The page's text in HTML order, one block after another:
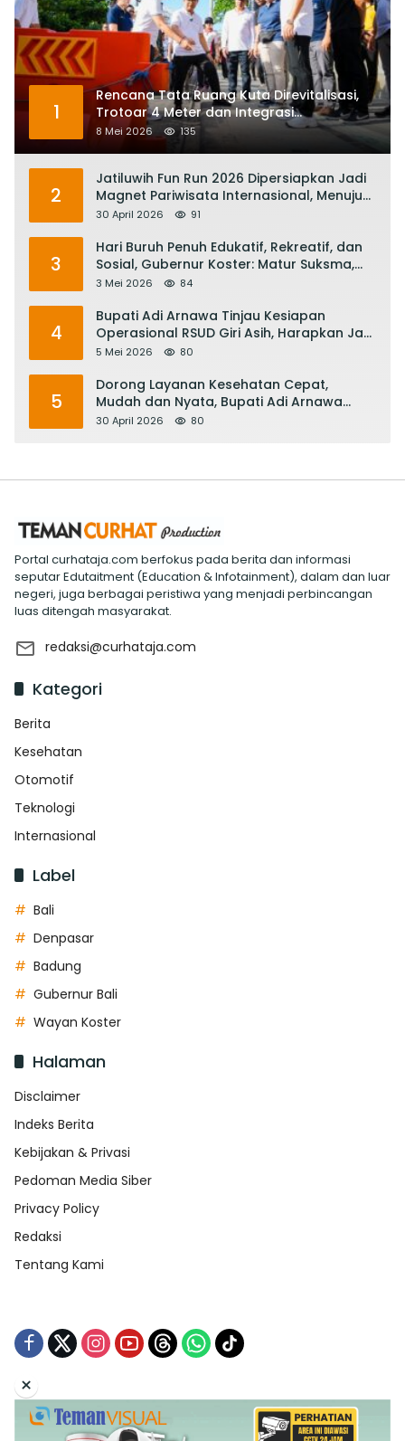
1
Rencana Tata Ruang Kuta Direvitalisasi,
Trotoar 4 Meter dan Integrasi
Transportasi Listrik
8 Mei 2026 135
2
Jatiluwih Fun Run 2026 Dipersiapkan Jadi
Magnet Pariwisata Internasional, Menuju
Satu Abad Pariwisata Bali
30 April 2026 91
3
Hari Buruh Penuh Edukatif, Rekreatif, dan
Sosial, Gubernur Koster: Matur Suksma,
Keringat Pekerja Mesin Ekonomi Bali
3 Mei 2026 84
4
Bupati Adi Arnawa Tinjau Kesiapan
Operasional RSUD Giri Asih, Harapkan Jadi
RS Rujukan Terbaik
5 Mei 2026 80
5
Dorong Layanan Kesehatan Cepat,
Mudah dan Nyata, Bupati Adi Arnawa
Evaluasi ‘Mantap Nak Badung’
30 April 2026 80
Portal curhataja.com berfokus pada berita dan informasi
seputar Edutaitment (Education & Infotainment), dalam dan luar
negeri, juga berbagai peristiwa yang menjadi perbincangan
luas ditengah masyarakat.
redaksi@curhataja.com
Kategori
Berita
Kesehatan
Otomotif
Teknologi
Internasional
Label
Bali
Denpasar
Badung
Gubernur Bali
Wayan Koster
Halaman
Disclaimer
Indeks Berita
Kebijakan & Privasi
Pedoman Media Siber
Privacy Policy
Redaksi
Tentang Kami
Tentang Kami Redaksi
Indeks Berita
Disclaimer
Pedoman Media Siber
×